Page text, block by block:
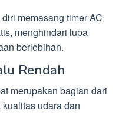
memasang timer AC
menghindari lupa
berlebihan.
Rendah
merupakan bagian dari
udara dan